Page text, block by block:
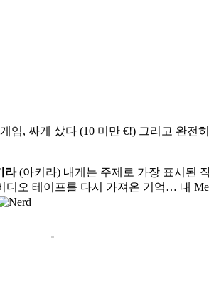
임, 싸게 샀다 (10 미만 €!) 그리고 완
라(아키라) 내게는 주제로 가장 표시된
오 테이프를 다시 가져온 기억… 내